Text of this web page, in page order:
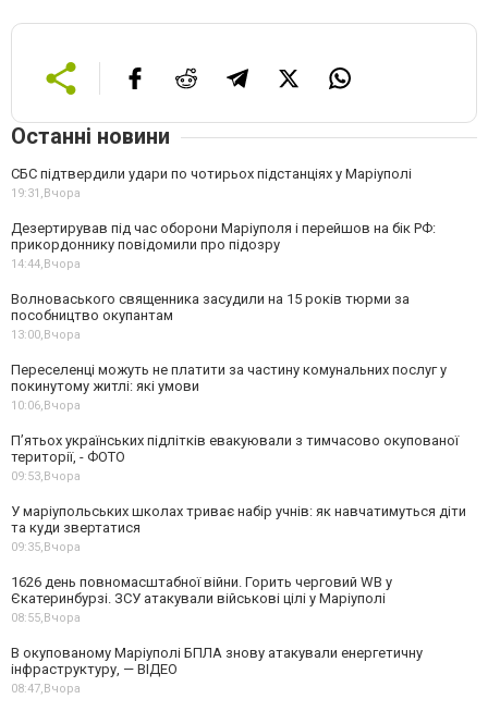
Останні новини
СБС підтвердили удари по чотирьох підстанціях у Маріуполі
19:31,Вчора
Дезертирував під час оборони Маріуполя і перейшов на бік РФ:
прикордоннику повідомили про підозру
14:44,Вчора
Волноваського священника засудили на 15 років тюрми за
пособництво окупантам
13:00,Вчора
Переселенці можуть не платити за частину комунальних послуг у
покинутому житлі: які умови
10:06,Вчора
П’ятьох українських підлітків евакуювали з тимчасово окупованої
території, - ФОТО
09:53,Вчора
У маріупольських школах триває набір учнів: як навчатимуться діти
та куди звертатися
09:35,Вчора
1626 день повномасштабної війни. Горить черговий WB у
Єкатеринбурзі. ЗСУ атакували військові цілі у Маріуполі
08:55,Вчора
В окупованому Маріуполі БПЛА знову атакували енергетичну
інфраструктуру, — ВІДЕО
08:47,Вчора